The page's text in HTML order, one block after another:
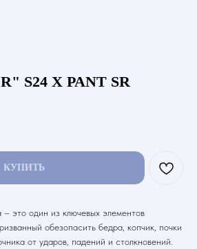
S24 X PANT SR
КУПИТЬ
– это один из ключевых элементов
обезопасить бедра, копчик, почки
от ударов, падений и столкновений.